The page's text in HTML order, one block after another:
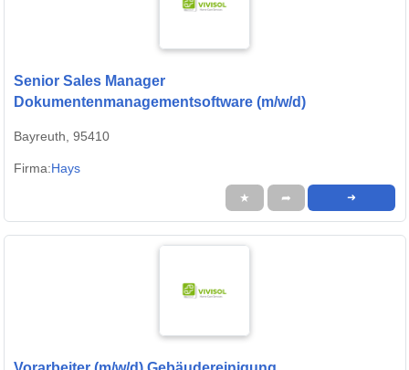
Senior Sales Manager
Dokumentenmanagementsoftware (m/w/d)
Bayreuth, 95410
Firma:Hays
★ ➦ ➜